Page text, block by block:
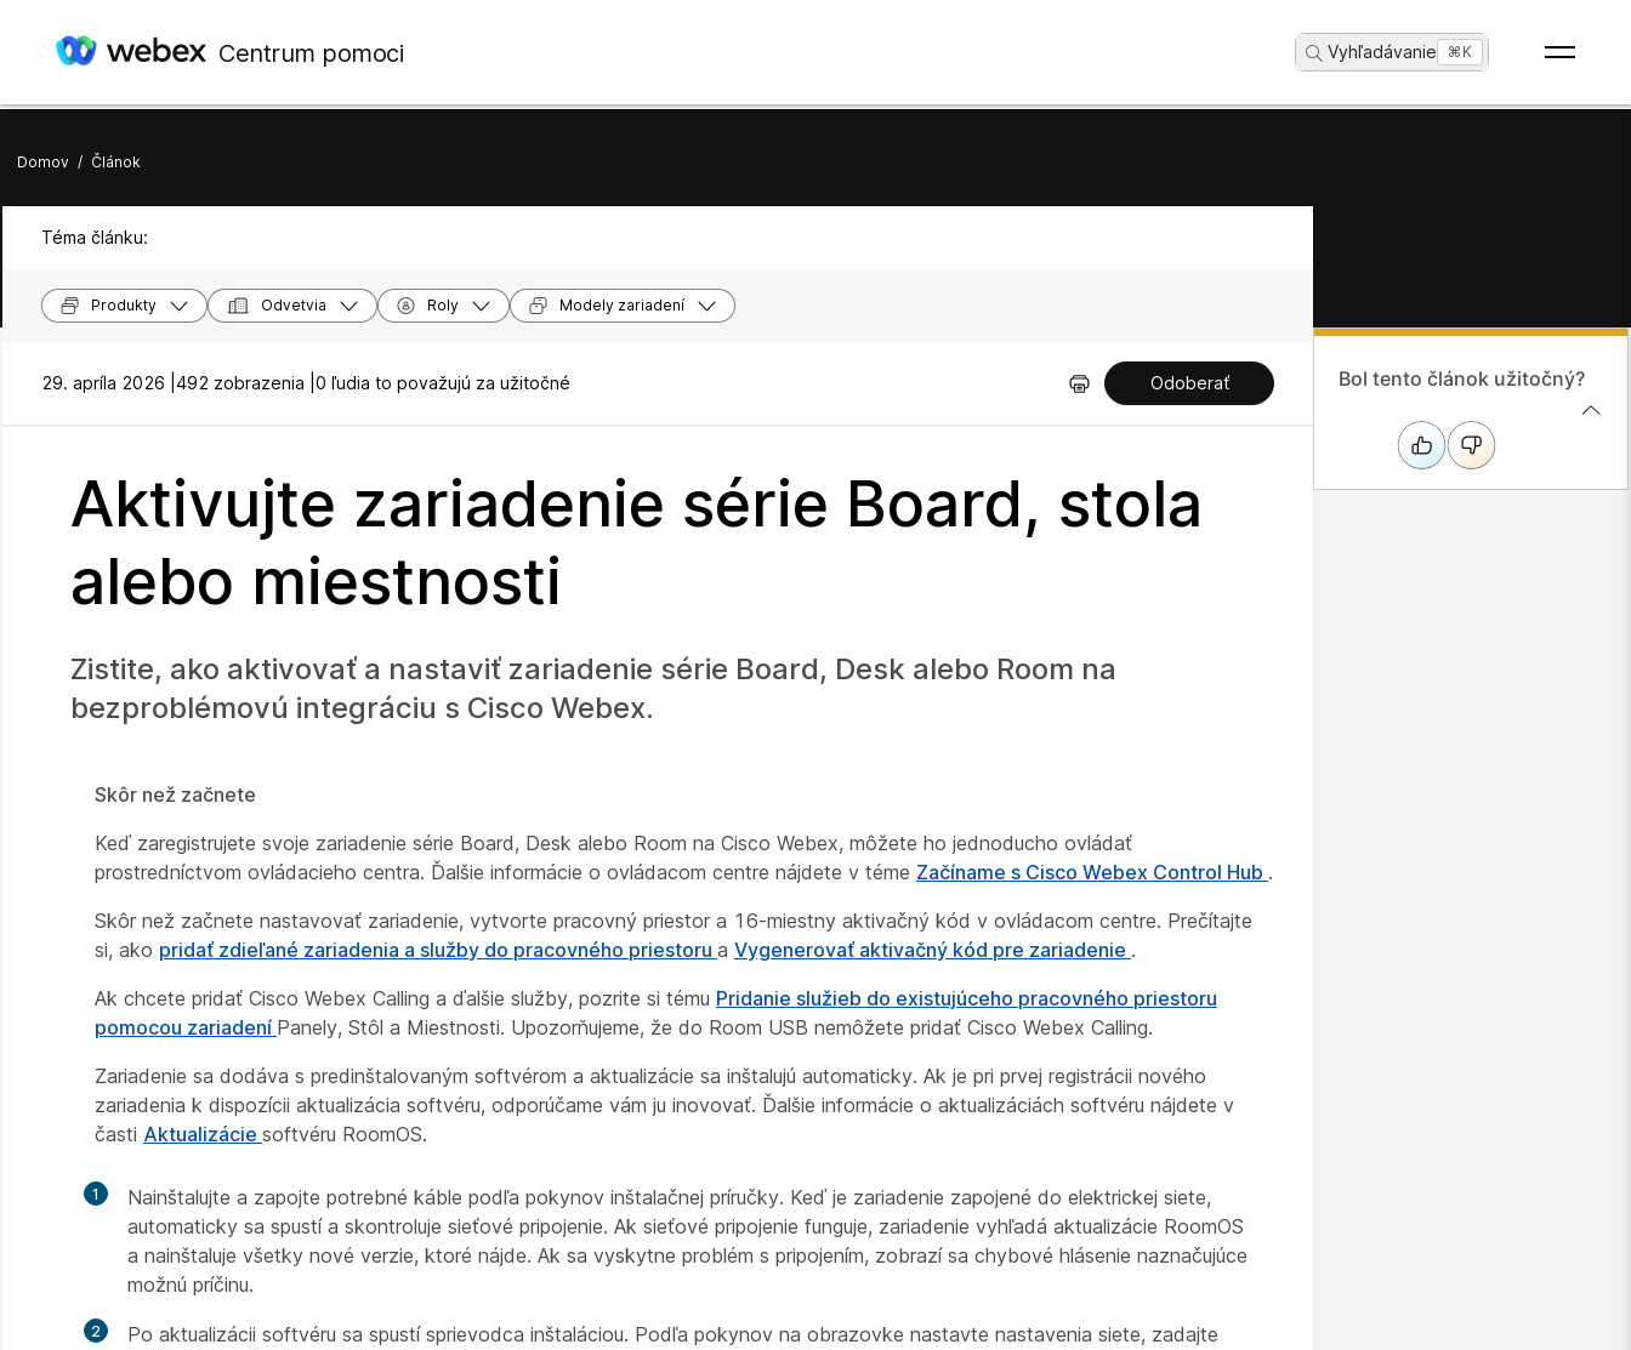
Centrum pomoci Vyhľadávanie ...⌘K
Domov / Článok
Téma článku:
Produkty Odvetvia Roly Modely zariadení
29. apríla 2026 | 492 zobrazenia | 0 ľudia to považujú za užitočné Odoberať
Aktivujte zariadenie série Board, stola
alebo miestnosti
Zistite, ako aktivovať a nastaviť zariadenie série Board, Desk alebo Room na
bezproblémovú integráciu s Cisco Webex.
Skôr než začnete
Keď zaregistrujete svoje zariadenie série Board, Desk alebo Room na Cisco Webex, môžete ho jednoducho ovládať
prostredníctvom ovládacieho centra. Ďalšie informácie o ovládacom centre nájdete v téme Začíname s Cisco Webex Control Hub .
Skôr než začnete nastavovať zariadenie, vytvorte pracovný priestor a 16-miestny aktivačný kód v ovládacom centre. Prečítajte
si, ako pridať zdieľané zariadenia a služby do pracovného priestoru a Vygenerovať aktivačný kód pre zariadenie .
Ak chcete pridať Cisco Webex Calling a ďalšie služby, pozrite si tému Pridanie služieb do existujúceho pracovného priestoru
pomocou zariadení Panely, Stôl a Miestnosti. Upozorňujeme, že do Room USB nemôžete pridať Cisco Webex Calling.
Zariadenie sa dodáva s predinštalovaným softvérom a aktualizácie sa inštalujú automaticky. Ak je pri prvej registrácii nového
zariadenia k dispozícii aktualizácia softvéru, odporúčame vám ju inovovať. Ďalšie informácie o aktualizáciách softvéru nájdete v
časti Aktualizácie softvéru RoomOS.
1
Nainštalujte a zapojte potrebné káble podľa pokynov inštalačnej príručky. Keď je zariadenie zapojené do elektrickej siete,
automaticky sa spustí a skontroluje sieťové pripojenie. Ak sieťové pripojenie funguje, zariadenie vyhľadá aktualizácie RoomOS
a nainštaluje všetky nové verzie, ktoré nájde. Ak sa vyskytne problém s pripojením, zobrazí sa chybové hlásenie naznačujúce
možnú príčinu.
2
Po aktualizácii softvéru sa spustí sprievodca inštaláciou. Podľa pokynov na obrazovke nastavte nastavenia siete, zadajte
Bol tento článok užitočný?